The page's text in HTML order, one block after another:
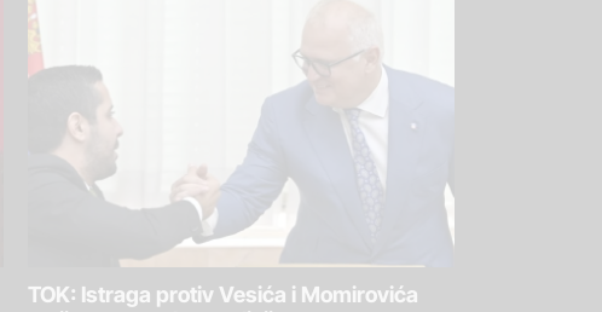
TOK: Istraga protiv Vesića i Momirovića